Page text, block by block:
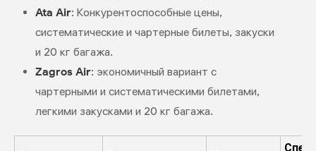
Ata Air: Конкурентоспособные цены,
систематические и чартерные билеты, закуски
и 20 кг багажа.
Zagros Air: экономичный вариант с
чартерными и систематическими билетами,
легкими закусками и 20 кг багажа.